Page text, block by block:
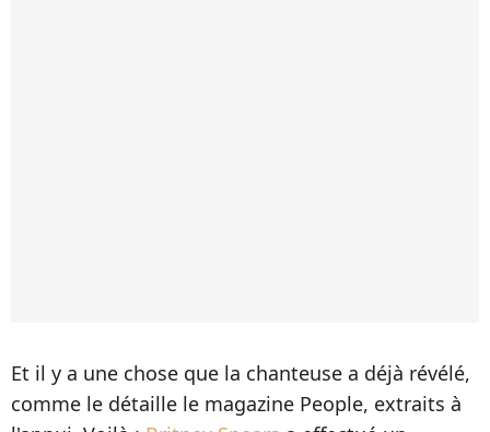
Et il y a une chose que la chanteuse a déjà révélé,
comme le détaille le magazine People, extraits à